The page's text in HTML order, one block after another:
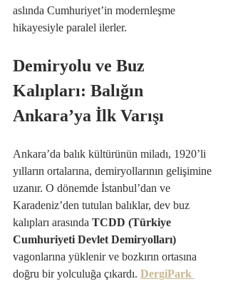
aslında Cumhuriyet’in modernleşme
hikayesiyle paralel ilerler.
Demiryolu ve Buz
Kalıpları: Balığın
Ankara’ya İlk Varışı
Ankara’da balık kültürünün miladı, 1920’li
yılların ortalarına, demiryollarının gelişimine
uzanır. O dönemde İstanbul’dan ve
Karadeniz’den tutulan balıklar, dev buz
kalıpları arasında TCDD (Türkiye
Cumhuriyeti Devlet Demiryolları)
vagonlarına yüklenir ve bozkırın ortasına
doğru bir yolculuğa çıkardı. DergiPark